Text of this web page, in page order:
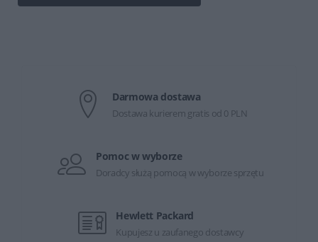
Darmowa dostawa
Dostawa kurierem gratis od 0 PLN
Pomoc w wyborze
Doradcy służą pomocą w wyborze sprzętu
Hewlett Packard
Kupujesz u zaufanego dostawcy